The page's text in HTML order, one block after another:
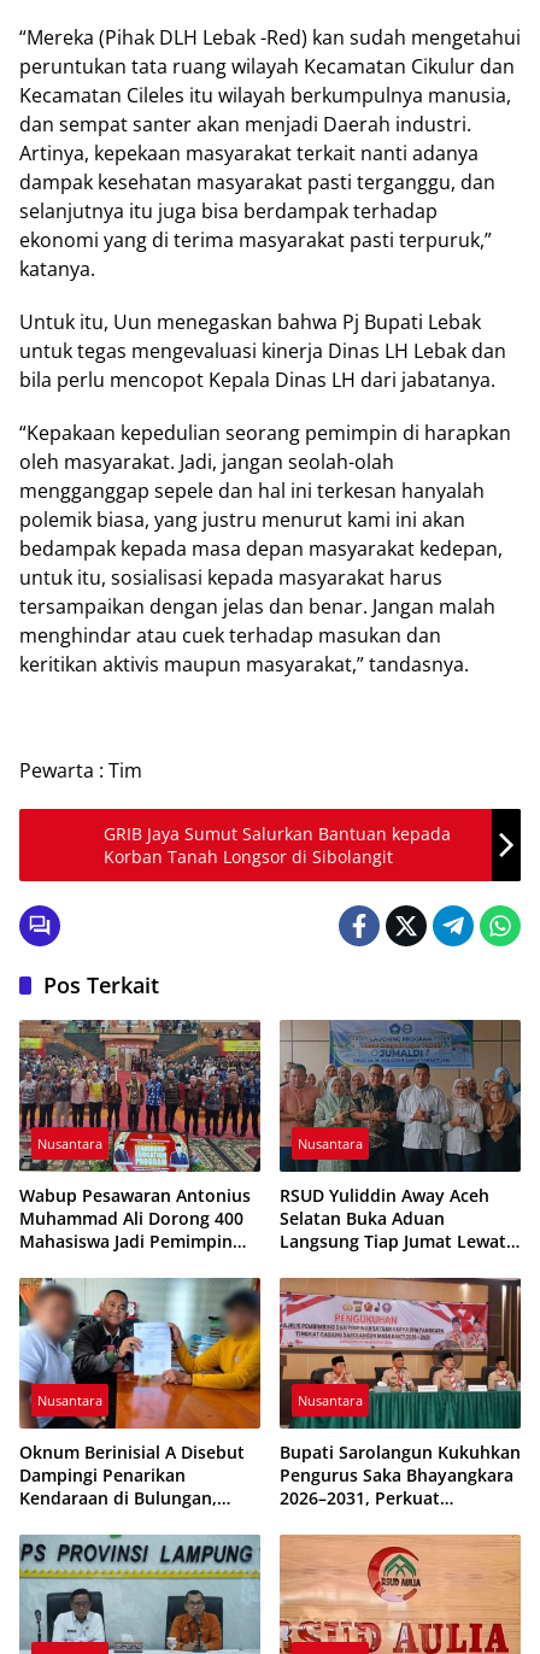
“Mereka (Pihak DLH Lebak -Red) kan sudah mengetahui
peruntukan tata ruang wilayah Kecamatan Cikulur dan
Kecamatan Cileles itu wilayah berkumpulnya manusia,
dan sempat santer akan menjadi Daerah industri.
Artinya, kepekaan masyarakat terkait nanti adanya
dampak kesehatan masyarakat pasti terganggu, dan
selanjutnya itu juga bisa berdampak terhadap
ekonomi yang di terima masyarakat pasti terpuruk,”
katanya.
Untuk itu, Uun menegaskan bahwa Pj Bupati Lebak
untuk tegas mengevaluasi kinerja Dinas LH Lebak dan
bila perlu mencopot Kepala Dinas LH dari jabatanya.
“Kepakaan kepedulian seorang pemimpin di harapkan
oleh masyarakat. Jadi, jangan seolah-olah
mengganggap sepele dan hal ini terkesan hanyalah
polemik biasa, yang justru menurut kami ini akan
bedampak kepada masa depan masyarakat kedepan,
untuk itu, sosialisasi kepada masyarakat harus
tersampaikan dengan jelas dan benar. Jangan malah
menghindar atau cuek terhadap masukan dan
keritikan aktivis maupun masyarakat,” tandasnya.
Pewarta : Tim
GRIB Jaya Sumut Salurkan Bantuan kepada
Korban Tanah Longsor di Sibolangit
Pos Terkait
Nusantara
Wabup Pesawaran Antonius
Muhammad Ali Dorong 400
Mahasiswa Jadi Pemimpin
Nusantara
RSUD Yuliddin Away Aceh
Selatan Buka Aduan
Langsung Tiap Jumat Lewat
Nusantara
Oknum Berinisial A Disebut
Dampingi Penarikan
Kendaraan di Bulungan,
Nusantara
Bupati Sarolangun Kukuhkan
Pengurus Saka Bhayangkara
2026–2031, Perkuat
Generasi Muda